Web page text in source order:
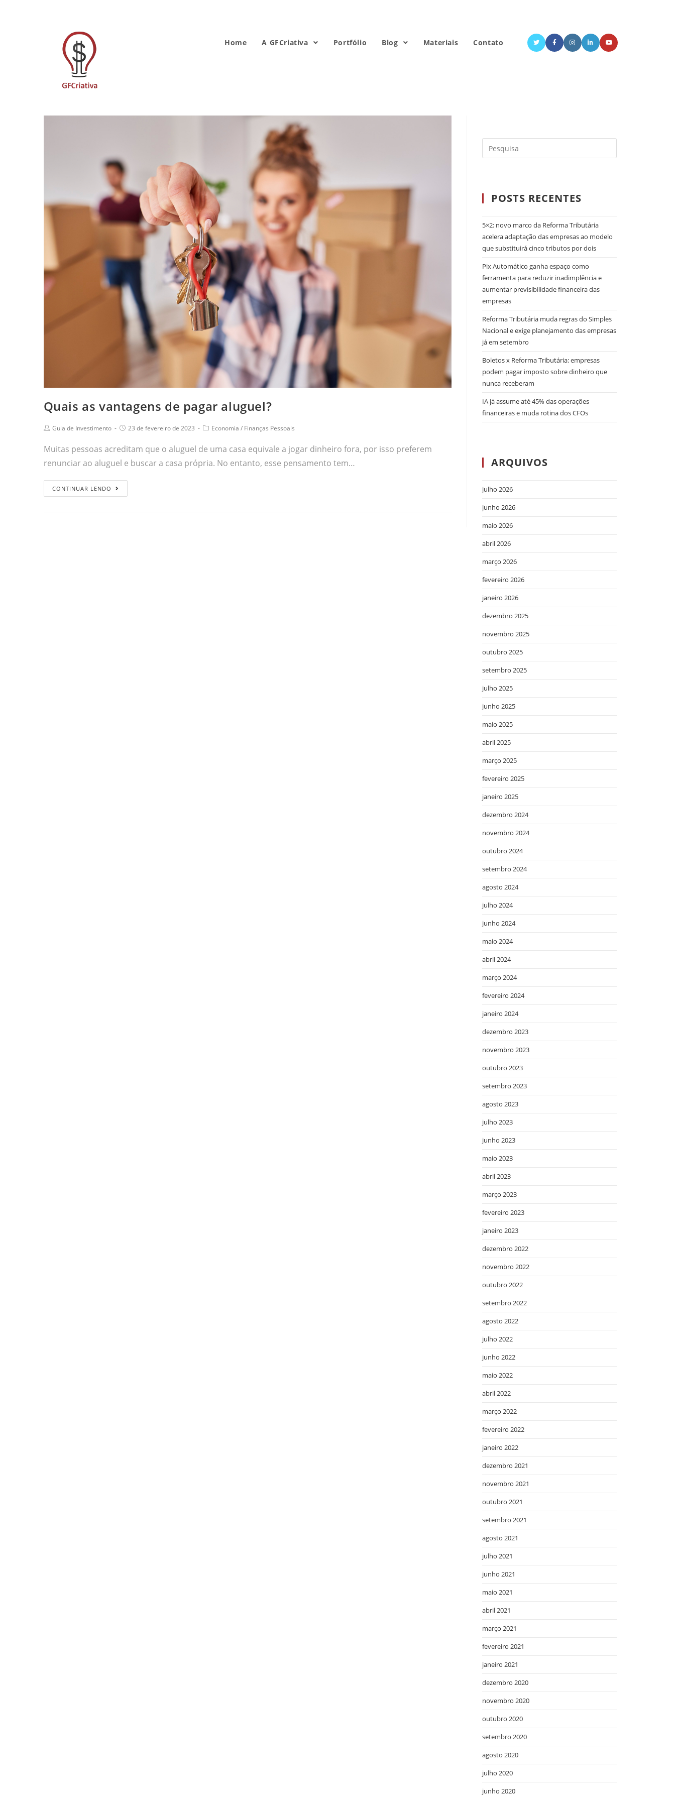
Home A GFCriativa Portfólio Blog Materiais Contato
Quais as vantagens de pagar aluguel?
Guia de Investimento 23 de fevereiro de 2023 Economia / Finanças Pessoais
Muitas pessoas acreditam que o aluguel de uma casa equivale a jogar dinheiro fora, por isso preferem
renunciar ao aluguel e buscar a casa própria. No entanto, esse pensamento tem…
CONTINUAR LENDO
POSTS RECENTES
5×2: novo marco da Reforma Tributária
acelera adaptação das empresas ao modelo
que substituirá cinco tributos por dois
Pix Automático ganha espaço como
ferramenta para reduzir inadimplência e
aumentar previsibilidade financeira das
empresas
Reforma Tributária muda regras do Simples
Nacional e exige planejamento das empresas
já em setembro
Boletos x Reforma Tributária: empresas
podem pagar imposto sobre dinheiro que
nunca receberam
IA já assume até 45% das operações
financeiras e muda rotina dos CFOs
ARQUIVOS
julho 2026
junho 2026
maio 2026
abril 2026
março 2026
fevereiro 2026
janeiro 2026
dezembro 2025
novembro 2025
outubro 2025
setembro 2025
julho 2025
junho 2025
maio 2025
abril 2025
março 2025
fevereiro 2025
janeiro 2025
dezembro 2024
novembro 2024
outubro 2024
setembro 2024
agosto 2024
julho 2024
junho 2024
maio 2024
abril 2024
março 2024
fevereiro 2024
janeiro 2024
dezembro 2023
novembro 2023
outubro 2023
setembro 2023
agosto 2023
julho 2023
junho 2023
maio 2023
abril 2023
março 2023
fevereiro 2023
janeiro 2023
dezembro 2022
novembro 2022
outubro 2022
setembro 2022
agosto 2022
julho 2022
junho 2022
maio 2022
abril 2022
março 2022
fevereiro 2022
janeiro 2022
dezembro 2021
novembro 2021
outubro 2021
setembro 2021
agosto 2021
julho 2021
junho 2021
maio 2021
abril 2021
março 2021
fevereiro 2021
janeiro 2021
dezembro 2020
novembro 2020
outubro 2020
setembro 2020
agosto 2020
julho 2020
junho 2020